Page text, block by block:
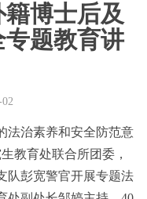
博士后及
专题教育讲
法治素养和安全防范意
教育处联合所团委，
队彭宽警官开展专题法